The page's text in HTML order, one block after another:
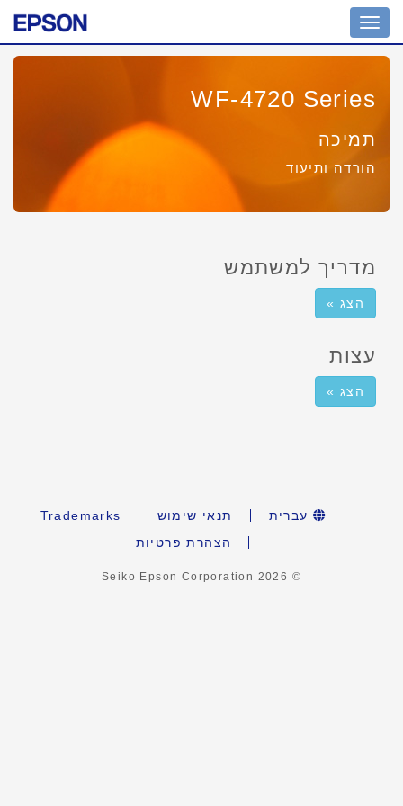
Toggle
navigation
WF-4720 Series
תמיכה
הורדה ותיעוד
מדריך למשתמש
הצג »
עצות
הצג »
עברית תנאי שימוש
Trademarks
הצהרת פרטיות
© Seiko Epson Corporation
2026